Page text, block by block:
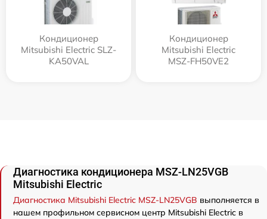
Кондиционер
Mitsubishi Electric SLZ-
KA50VAL
Кондиционер
Mitsubishi Electric
MSZ-FH50VE2
Диагностика кондиционера MSZ-LN25VGB
Mitsubishi Electric
Диагностика Mitsubishi Electric MSZ-LN25VGB выполняется в
нашем профильном сервисном центр Mitsubishi Electric в